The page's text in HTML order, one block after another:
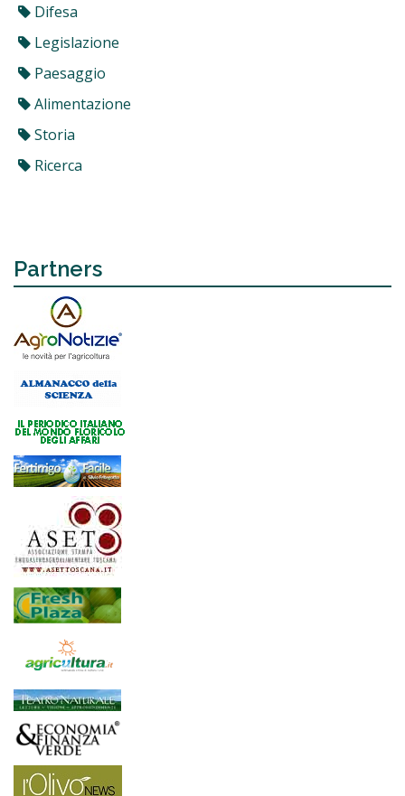
Difesa
Legislazione
Paesaggio
Alimentazione
Storia
Ricerca
Partners